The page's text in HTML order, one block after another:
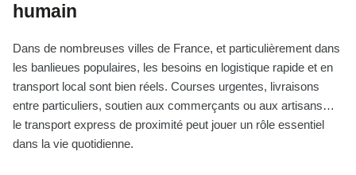
humain
Dans de nombreuses villes de France, et particulièrement dans
les banlieues populaires, les besoins en logistique rapide et en
transport local sont bien réels. Courses urgentes, livraisons
entre particuliers, soutien aux commerçants ou aux artisans…
le transport express de proximité peut jouer un rôle essentiel
dans la vie quotidienne.